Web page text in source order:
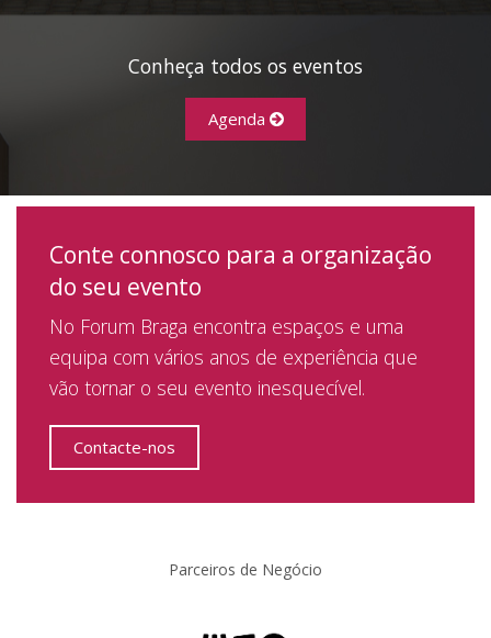
Conheça todos os eventos
Agenda
Conte connosco para a organização
do seu evento
No Forum Braga encontra espaços e uma
equipa com vários anos de experiência que
vão tornar o seu evento inesquecível.
Contacte-nos
Parceiros de Negócio